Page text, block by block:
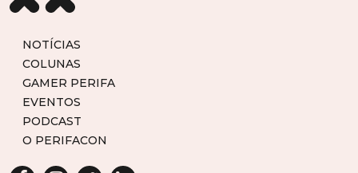
NOTÍCIAS
COLUNAS
GAMER PERIFA
EVENTOS
PODCAST
O PERIFACON